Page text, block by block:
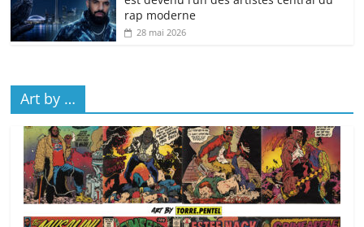
rap moderne
28 mai 2026
Art by …